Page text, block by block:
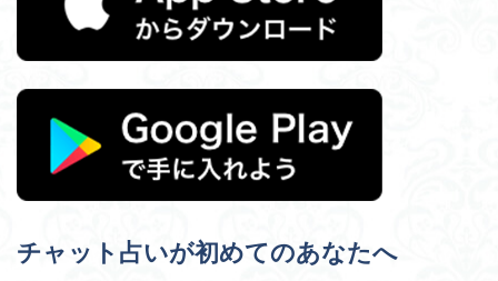
チャット占いが初めてのあなたへ